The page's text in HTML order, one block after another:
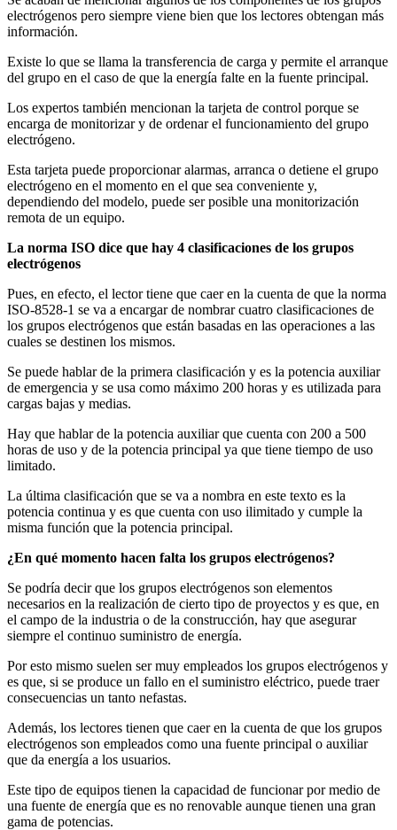
electrógenos pero siempre viene bien que los lectores obtengan más
información.
Existe lo que se llama la transferencia de carga y permite el arranque
del grupo en el caso de que la energía falte en la fuente principal.
Los expertos también mencionan la tarjeta de control porque se
encarga de monitorizar y de ordenar el funcionamiento del grupo
electrógeno.
Esta tarjeta puede proporcionar alarmas, arranca o detiene el grupo
electrógeno en el momento en el que sea conveniente y,
dependiendo del modelo, puede ser posible una monitorización
remota de un equipo.
La norma ISO dice que hay 4 clasificaciones de los grupos
electrógenos
Pues, en efecto, el lector tiene que caer en la cuenta de que la norma
ISO-8528-1 se va a encargar de nombrar cuatro clasificaciones de
los grupos electrógenos que están basadas en las operaciones a las
cuales se destinen los mismos.
Se puede hablar de la primera clasificación y es la potencia auxiliar
de emergencia y se usa como máximo 200 horas y es utilizada para
cargas bajas y medias.
Hay que hablar de la potencia auxiliar que cuenta con 200 a 500
horas de uso y de la potencia principal ya que tiene tiempo de uso
limitado.
La última clasificación que se va a nombra en este texto es la
potencia continua y es que cuenta con uso ilimitado y cumple la
misma función que la potencia principal.
¿En qué momento hacen falta los grupos electrógenos?
Se podría decir que los grupos electrógenos son elementos
necesarios en la realización de cierto tipo de proyectos y es que, en
el campo de la industria o de la construcción, hay que asegurar
siempre el continuo suministro de energía.
Por esto mismo suelen ser muy empleados los grupos electrógenos y
es que, si se produce un fallo en el suministro eléctrico, puede traer
consecuencias un tanto nefastas.
Además, los lectores tienen que caer en la cuenta de que los grupos
electrógenos son empleados como una fuente principal o auxiliar
que da energía a los usuarios.
Este tipo de equipos tienen la capacidad de funcionar por medio de
una fuente de energía que es no renovable aunque tienen una gran
gama de potencias.